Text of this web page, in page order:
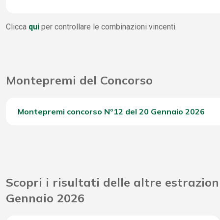
3 Stella
1 Stella
0 Stella
Clicca qui per controllare le combinazioni vincenti.
Montepremi del Concorso
Montepremi concorso Nº12 del 20 Gennaio 2026
Attribuzione da D.D: 2011/49938/Giochi/Ena del 16/12/
Scopri i risultati delle altre
Gennaio 2026